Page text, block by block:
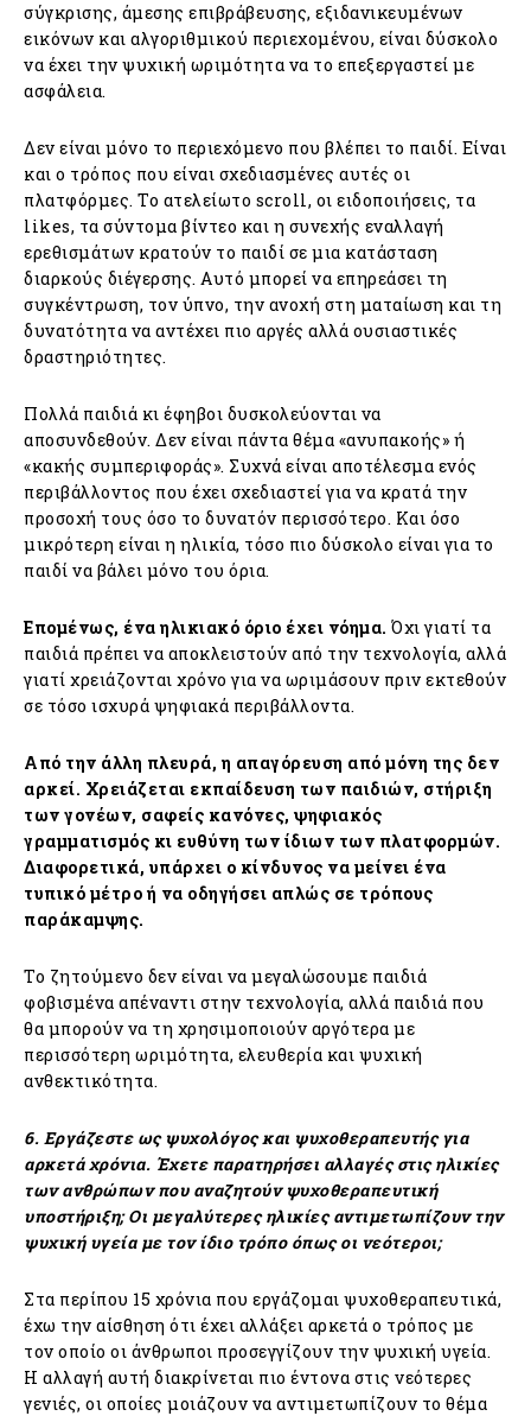
σύγκρισης, άμεσης επιβράβευσης, εξιδανικευμένων
εικόνων και αλγοριθμικού περιεχομένου, είναι δύσκολο
να έχει την ψυχική ωριμότητα να το επεξεργαστεί με
ασφάλεια.
Δεν είναι μόνο το περιεχόμενο που βλέπει το παιδί. Είναι
και ο τρόπος που είναι σχεδιασμένες αυτές οι
πλατφόρμες. Το ατελείωτο scroll, οι ειδοποιήσεις, τα
likes, τα σύντομα βίντεο και η συνεχής εναλλαγή
ερεθισμάτων κρατούν το παιδί σε μια κατάσταση
διαρκούς διέγερσης. Αυτό μπορεί να επηρεάσει τη
συγκέντρωση, τον ύπνο, την ανοχή στη ματαίωση και τη
δυνατότητα να αντέχει πιο αργές αλλά ουσιαστικές
δραστηριότητες.
Πολλά παιδιά κι έφηβοι δυσκολεύονται να
αποσυνδεθούν. Δεν είναι πάντα θέμα «ανυπακοής» ή
«κακής συμπεριφοράς». Συχνά είναι αποτέλεσμα ενός
περιβάλλοντος που έχει σχεδιαστεί για να κρατά την
προσοχή τους όσο το δυνατόν περισσότερο. Και όσο
μικρότερη είναι η ηλικία, τόσο πιο δύσκολο είναι για το
παιδί να βάλει μόνο του όρια.
Επομένως, ένα ηλικιακό όριο έχει νόημα. Όχι γιατί τα
παιδιά πρέπει να αποκλειστούν από την τεχνολογία, αλλά
γιατί χρειάζονται χρόνο για να ωριμάσουν πριν εκτεθούν
σε τόσο ισχυρά ψηφιακά περιβάλλοντα.
Από την άλλη πλευρά, η απαγόρευση από μόνη της δεν
αρκεί. Χρειάζεται εκπαίδευση των παιδιών, στήριξη
των γονέων, σαφείς κανόνες, ψηφιακός
γραμματισμός κι ευθύνη των ίδιων των πλατφορμών.
Διαφορετικά, υπάρχει ο κίνδυνος να μείνει ένα
τυπικό μέτρο ή να οδηγήσει απλώς σε τρόπους
παράκαμψης.
Το ζητούμενο δεν είναι να μεγαλώσουμε παιδιά
φοβισμένα απέναντι στην τεχνολογία, αλλά παιδιά που
θα μπορούν να τη χρησιμοποιούν αργότερα με
περισσότερη ωριμότητα, ελευθερία και ψυχική
ανθεκτικότητα.
6. Εργάζεστε ως ψυχολόγος και ψυχοθεραπευτής για
αρκετά χρόνια. Έχετε παρατηρήσει αλλαγές στις ηλικίες
των ανθρώπων που αναζητούν ψυχοθεραπευτική
υποστήριξη; Οι μεγαλύτερες ηλικίες αντιμετωπίζουν την
ψυχική υγεία με τον ίδιο τρόπο όπως οι νεότεροι;
Στα περίπου 15 χρόνια που εργάζομαι ψυχοθεραπευτικά,
έχω την αίσθηση ότι έχει αλλάξει αρκετά ο τρόπος με
τον οποίο οι άνθρωποι προσεγγίζουν την ψυχική υγεία.
Η αλλαγή αυτή διακρίνεται πιο έντονα στις νεότερες
γενιές, οι οποίες μοιάζουν να αντιμετωπίζουν το θέμα